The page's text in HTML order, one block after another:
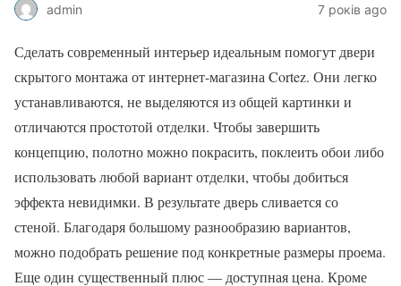
admin 7 років ago
Сделать современный интерьер идеальным помогут двери
скрытого монтажа от интернет-магазина Cortez. Они легко
устанавливаются, не выделяются из общей картинки и
отличаются простотой отделки. Чтобы завершить
концепцию, полотно можно покрасить, поклеить обои либо
использовать любой вариант отделки, чтобы добиться
эффекта невидимки. В результате дверь сливается со
стеной. Благодаря большому разнообразию вариантов,
можно подобрать решение под конкретные размеры проема.
Еще один существенный плюс — доступная цена. Кроме